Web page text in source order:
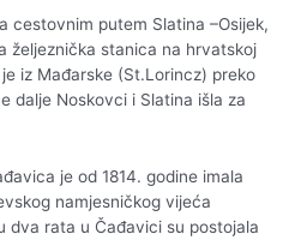
cestovnim putem Slatina –Osijek,
željeznička stanica na hrvatskoj
iz Mađarske (St.Lorincz) preko
dalje Noskovci i Slatina išla za
je od 1814. godine imala
namjesničkog vijeća
dva rata u Čađavici su postojala